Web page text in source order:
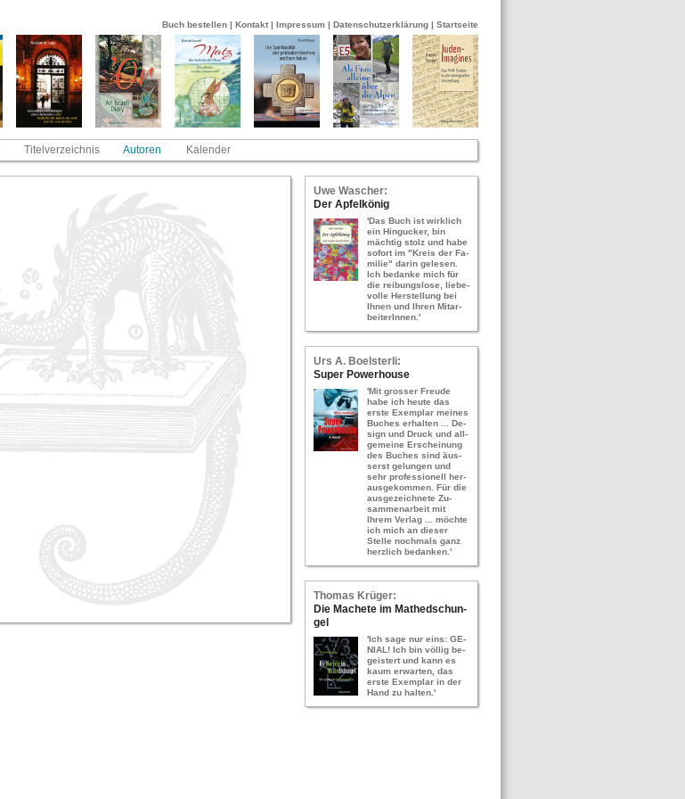
Buch bestellen | Kontakt | Impressum | Datenschutzerklärung | Startseite
Titelverzeichnis Autoren Kalender
Uwe Wa­scher:
Der Ap­fel­kö­nig
'Das Buch ist wirk­lich
ein Hin­gu­cker, bin
mäch­tig stolz und habe
so­fort im "Kreis der Fa­
mi­lie" darin ge­le­sen.
Ich be­dan­ke mich für
die rei­bungs­lo­se, lie­be­
vol­le Her­stel­lung bei
Ihnen und Ihren Mit­ar­
bei­te­rIn­nen.'
Urs A. Bo­els­ter­li:
Super Power­hou­se
'Mit gros­ser Freu­de
habe ich heute das
erste Ex­em­plar mei­nes
Bu­ches er­hal­ten ... De­
sign und Druck und all­
ge­mei­ne Er­schei­nung
des Bu­ches sind äus­
serst ge­lun­gen und
sehr pro­fes­sio­nell her­
aus­ge­kom­men. Für die
aus­ge­zeich­ne­te Zu­
sam­men­ar­beit mit
Ihrem Ver­lag ... möch­te
ich mich an die­ser
Stel­le noch­mals ganz
herz­lich be­dan­ken.'
Tho­mas Krü­ger:
Die Ma­che­te im Ma­thed­schun­
gel
'Ich sage nur eins: GE­
NI­AL! Ich bin völ­lig be­
geis­tert und kann es
kaum er­war­ten, das
erste Ex­em­plar in der
Hand zu hal­ten.'